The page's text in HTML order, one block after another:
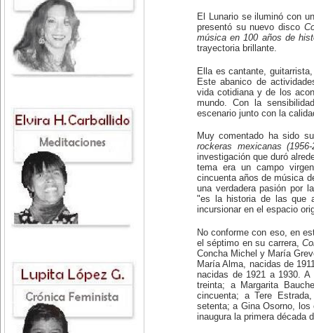
El Lunario se iluminó con
presentó su nuevo disco
música en 100 años de
trayectoria brillante.
Ella es cantante,
Este abanico de
vida cotidiana y de los
mundo. Con la
escenario junto con la
Muy comentado ha sido
rockeras mexicanas (1956-
investigación que duró
tema era un campo
cincuenta años de música
una verdadera pasión por
"es la historia de las que
incursionar en el espacio
No conforme con eso, en
el séptimo en su carrera,
Concha Michel y María
María Alma, nacidas de
nacidas de 1921 a 1930.
treinta; a Margarita
cincuenta; a Tere
setenta; a Gina Osorno,
inaugura la primera década